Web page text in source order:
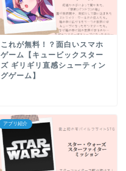
これが無料！？面白いスマホ
ゲーム【キュービックスター
ズ ギリギリ直感シューティン
グゲーム】
アプリ紹介